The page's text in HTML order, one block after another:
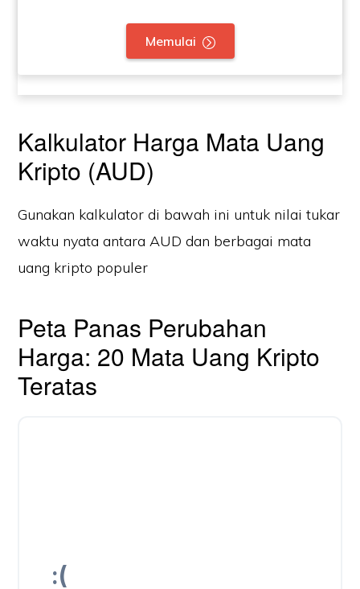
Memulai
Kalkulator Harga Mata Uang
Kripto (AUD)
Gunakan kalkulator di bawah ini untuk nilai tukar
waktu nyata antara AUD dan berbagai mata
uang kripto populer
Peta Panas Perubahan
Harga: 20 Mata Uang Kripto
Teratas